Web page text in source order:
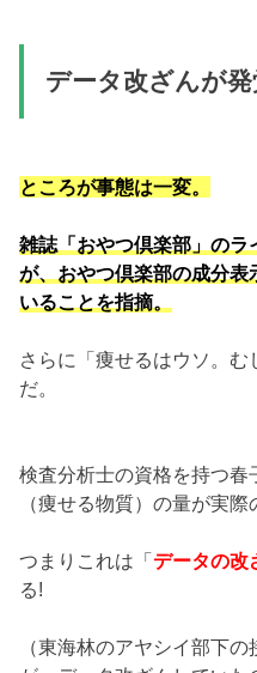
データ改ざんが発
ところが事態は一変。
雑誌「おやつ倶楽部」のラ
が、おやつ倶楽部の成分
いることを指摘。
さらに「痩せるはウソ。
だ。
検査分析士の資格を持つ
（痩せる物質）の量が実
つまりこれは「データの改
る!
（東海林のアヤシイ部下